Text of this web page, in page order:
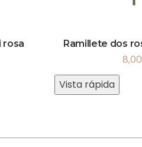
rosa
Ramillete dos
8,00
Vista rápida